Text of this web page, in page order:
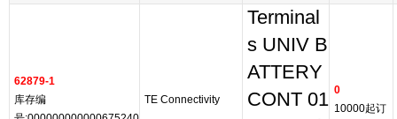
62879-1
库存编
TE Connectivity
Terminal
s UNIV B
ATTERY
CONT 01 0
10000起订